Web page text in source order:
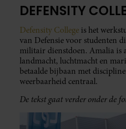
DEFENSITY
Defensity College is het
van Defensie voor studenten
militair dienstdoen. Amalia is
landmacht, luchtmacht en
betaalde bijbaan met
weerbaarheid centraal.
De tekst gaat verder onder de